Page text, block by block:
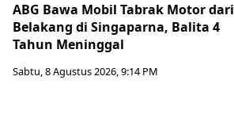
ABG Bawa Mobil Tabrak Motor dari
Belakang di Singaparna, Balita 4
Tahun Meninggal
Sabtu, 8 Agustus 2026, 9:14 PM